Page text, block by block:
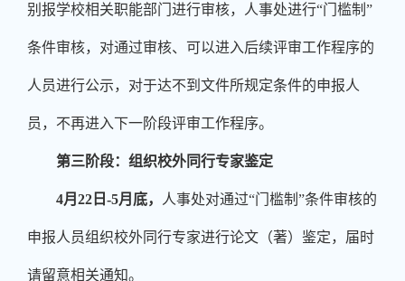
别报学校相关职能部门进行审核，人事处进行“门槛制”
条件审核，对通过审核、可以进入后续评审工作程序的
人员进行公示，对于达不到文件所规定条件的申报人
员，不再进入下一阶段评审工作程序。
第三阶段：组织校外同行专家鉴定
4月 22 日 -5月底， 人事处对通过“门槛制”条件审核的
申报人员组织校外同行专家进行论文（著）鉴定，届时
请留意相关通知。